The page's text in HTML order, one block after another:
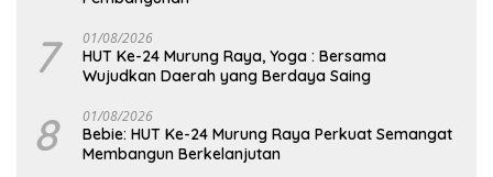
7 01/08/2026
HUT Ke-24 Murung Raya, Yoga : Bersama
Wujudkan Daerah yang Berdaya Saing
8 01/08/2026
Bebie: HUT Ke-24 Murung Raya Perkuat Semangat
Membangun Berkelanjutan